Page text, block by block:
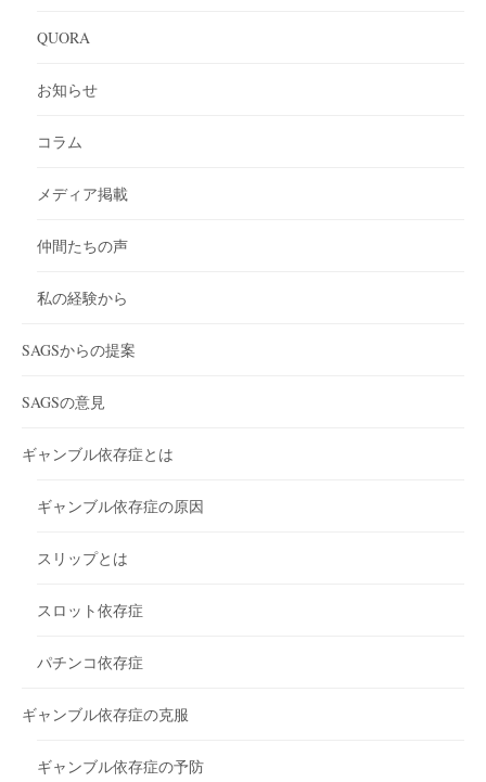
QUORA
お知らせ
コラム
メディア掲載
仲間たちの声
私の経験から
SAGSからの提案
SAGSの意見
ギャンブル依存症とは
ギャンブル依存症の原因
スリップとは
スロット依存症
パチンコ依存症
ギャンブル依存症の克服
ギャンブル依存症の予防